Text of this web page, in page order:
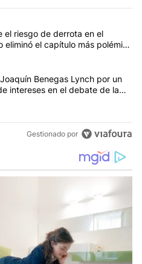
con más comentarios en los
título "Ley de Tierras: ante el
el riesgo de derrota en el
eliminó el capítulo más polémico
título "Di Tullio impugnó a
Benegas Lynch por un
intereses en el debate de la
Gestionado por